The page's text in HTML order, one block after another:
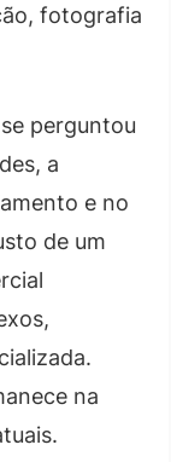
fotografia
perguntou
a
e no
de um
na